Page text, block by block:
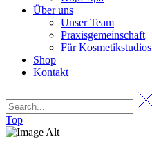
Über uns
Unser Team
Praxisgemeinschaft
Für Kosmetikstudios
Shop
Kontakt
Top